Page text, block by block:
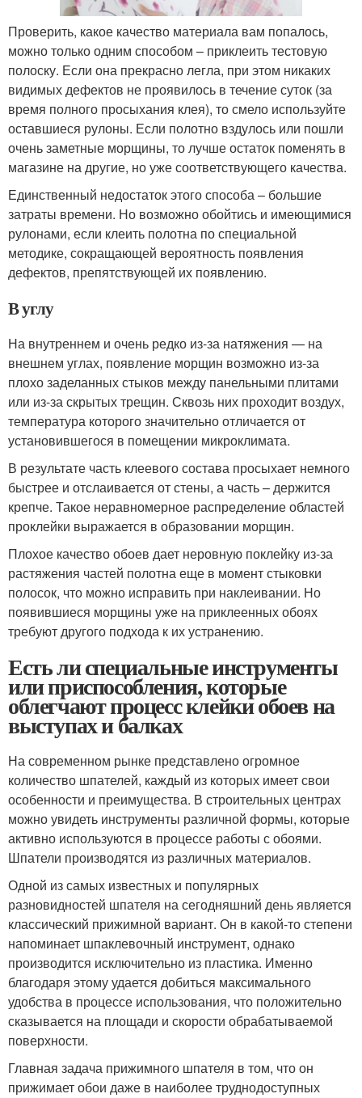
Проверить, какое качество материала вам попалось,
можно только одним способом – приклеить тестовую
полоску. Если она прекрасно легла, при этом никаких
видимых дефектов не проявилось в течение суток (за
время полного просыхания клея), то смело используйте
оставшиеся рулоны. Если полотно вздулось или пошли
очень заметные морщины, то лучше остаток поменять в
магазине на другие, но уже соответствующего качества.
Единственный недостаток этого способа – большие
затраты времени. Но возможно обойтись и имеющимися
рулонами, если клеить полотна по специальной
методике, сокращающей вероятность появления
дефектов, препятствующей их появлению.
В углу
На внутреннем и очень редко из-за натяжения — на
внешнем углах, появление морщин возможно из-за
плохо заделанных стыков между панельными плитами
или из-за скрытых трещин. Сквозь них проходит воздух,
температура которого значительно отличается от
установившегося в помещении микроклимата.
В результате часть клеевого состава просыхает немного
быстрее и отслаивается от стены, а часть – держится
крепче. Такое неравномерное распределение областей
проклейки выражается в образовании морщин.
Плохое качество обоев дает неровную поклейку из-за
растяжения частей полотна еще в момент стыковки
полосок, что можно исправить при наклеивании. Но
появившиеся морщины уже на приклеенных обоях
требуют другого подхода к их устранению.
Есть ли специальные инструменты
или приспособления, которые
облегчают процесс клейки обоев на
выступах и балках
На современном рынке представлено огромное
количество шпателей, каждый из которых имеет свои
особенности и преимущества. В строительных центрах
можно увидеть инструменты различной формы, которые
активно используются в процессе работы с обоями.
Шпатели производятся из различных материалов.
Одной из самых известных и популярных
разновидностей шпателя на сегодняшний день является
классический прижимной вариант. Он в какой-то степени
напоминает шпаклевочный инструмент, однако
производится исключительно из пластика. Именно
благодаря этому удается добиться максимального
удобства в процессе использования, что положительно
сказывается на площади и скорости обрабатываемой
поверхности.
Главная задача прижимного шпателя в том, что он
прижимает обои даже в наиболее труднодоступных